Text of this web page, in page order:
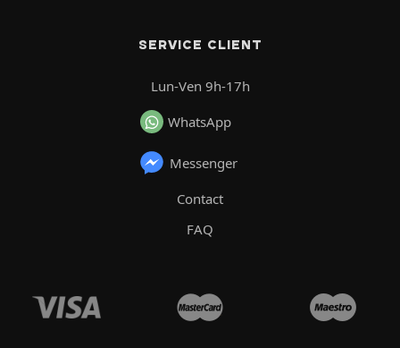
SERVICE CLIENT
Lun-Ven 9h-17h
WhatsApp
Messenger
Contact
FAQ